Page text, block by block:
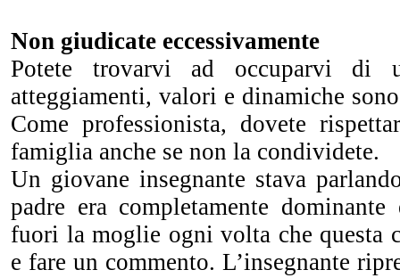
Non giudicate eccessivamente
Potete trovarvi ad occuparvi di
atteggiamenti, valori e dinamiche
Come professionista, dovete
famiglia anche se non la condividete.
Un giovane insegnante stava
padre era completamente
fuori la moglie ogni volta che questa
e fare un commento. L’insegnante